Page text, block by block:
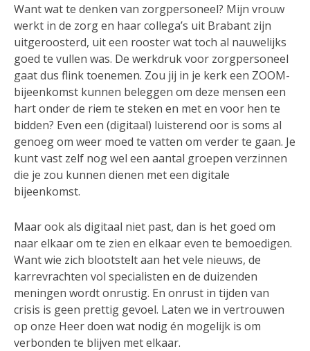
Want wat te denken van zorgpersoneel? Mijn vrouw
werkt in de zorg en haar collega’s uit Brabant zijn
uitgeroosterd, uit een rooster wat toch al nauwelijks
goed te vullen was. De werkdruk voor zorgpersoneel
gaat dus flink toenemen. Zou jij in je kerk een ZOOM-
bijeenkomst kunnen beleggen om deze mensen een
hart onder de riem te steken en met en voor hen te
bidden? Even een (digitaal) luisterend oor is soms al
genoeg om weer moed te vatten om verder te gaan. Je
kunt vast zelf nog wel een aantal groepen verzinnen
die je zou kunnen dienen met een digitale
bijeenkomst.
Maar ook als digitaal niet past, dan is het goed om
naar elkaar om te zien en elkaar even te bemoedigen.
Want wie zich blootstelt aan het vele nieuws, de
karrevrachten vol specialisten en de duizenden
meningen wordt onrustig. En onrust in tijden van
crisis is geen prettig gevoel. Laten we in vertrouwen
op onze Heer doen wat nodig én mogelijk is om
verbonden te blijven met elkaar.